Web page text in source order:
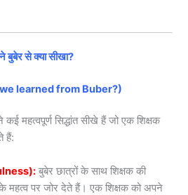
बुबेर से क्या सीखा?
learned from Buber?)
कई महत्वपूर्ण सिद्धांत सीखे हैं जो एक शिक्षक
हैं:
बुबेर छात्रों के साथ शिक्षक की
के महत्व पर जोर देते हैं। एक शिक्षक को अपने